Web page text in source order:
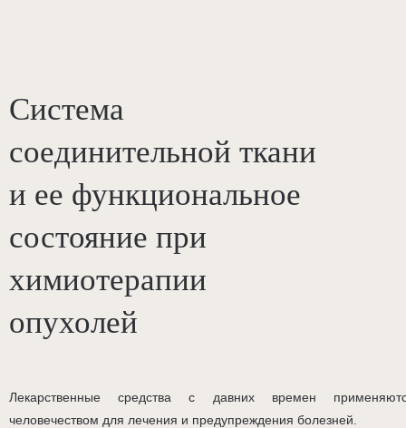
Система
соединительной ткани
и ее функциональное
состояние при
химиотерапии
опухолей
Лекарственные средства с давних времен
человечеством для лечения и предупреждения болезней.